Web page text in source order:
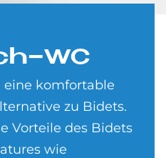
WC
eine komfortable
zu Bidets.
Vorteile des Bidets
wie